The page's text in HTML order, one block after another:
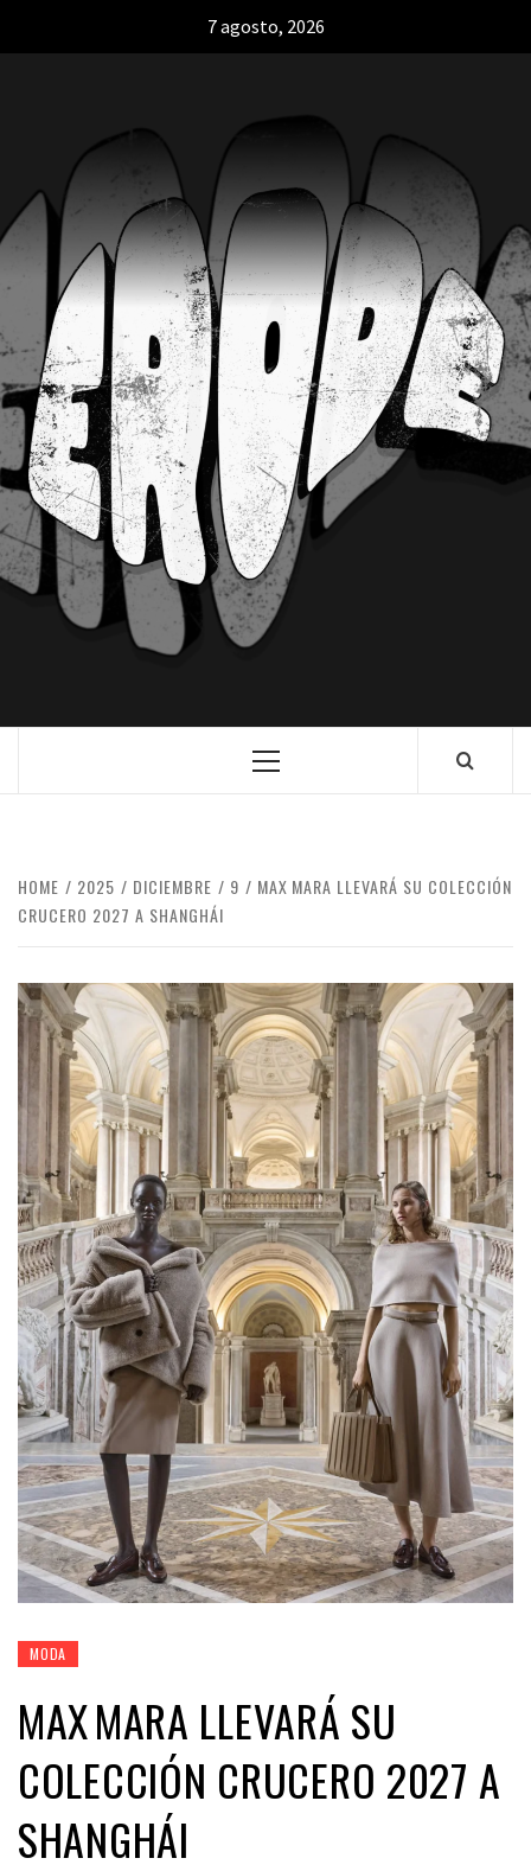
7 agosto, 2026
HOME 2025 DICIEMBRE 9
MAX MARA LLEVARÁ SU COLECCIÓN
CRUCERO 2027 A SHANGHÁI
MODA
MAX MARA LLEVARÁ SU
COLECCIÓN CRUCERO 2027 A
SHANGHÁI